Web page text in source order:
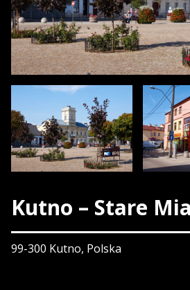
Kutno – Stare
99-300 Kutno, Polska